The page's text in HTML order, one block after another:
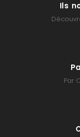
Ils
Par